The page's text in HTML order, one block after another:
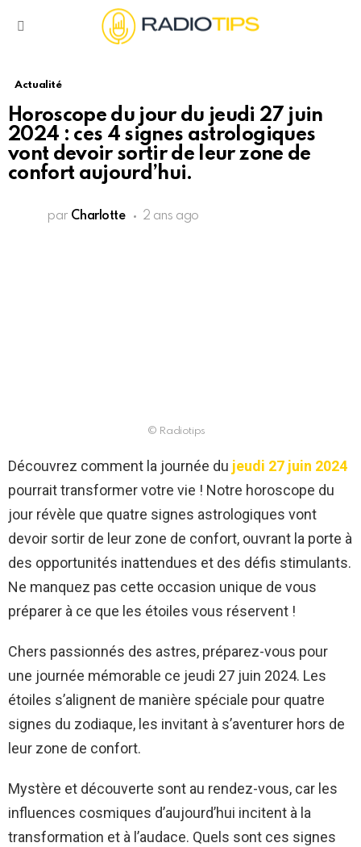
Actualité
Horoscope du jour du jeudi 27 juin
2024 : ces 4 signes astrologiques
vont devoir sortir de leur zone de
confort aujourd’hui.
par Charlotte 2 ans ago
© Radiotips
Découvrez comment la journée du jeudi 27 juin 2024
pourrait transformer votre vie ! Notre horoscope du
jour révèle que quatre signes astrologiques vont
devoir sortir de leur zone de confort, ouvrant la porte à
des opportunités inattendues et des défis stimulants.
Ne manquez pas cette occasion unique de vous
préparer à ce que les étoiles vous réservent !
Chers passionnés des astres, préparez-vous pour
une journée mémorable ce jeudi 27 juin 2024. Les
étoiles s’alignent de manière spéciale pour quatre
signes du zodiaque, les invitant à s’aventurer hors de
leur zone de confort.
Mystère et découverte sont au rendez-vous, car les
influences cosmiques d’aujourd’hui incitent à la
transformation et à l’audace. Quels sont ces signes